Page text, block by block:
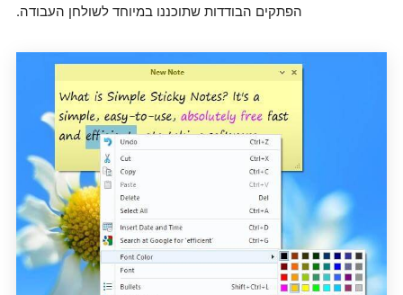
הפתקים הבודדות שתוכננו במיוחד לשולחן העבודה.